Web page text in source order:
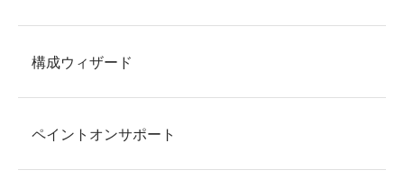
構成ウィザード
ペイントオンサポート